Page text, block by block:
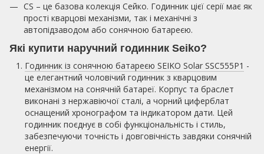
CS – це базова колекція Сейко. Годинник цієї серії має як
прості кварцові механізми, так і механічні з
автопідзаводом або сонячною батареєю.
Які купити наручний годинник Seiko?
Годинник із сонячною батареєю SEIKO Solar SSC555P1 -
це елегантний чоловічий годинник з кварцовим
механізмом на сонячній батареї. Корпус та браслет
виконані з нержавіючої сталі, а чорний циферблат
оснащений хронографом та індикатором дати. Цей
годинник поєднує в собі функціональність і стиль,
забезпечуючи точність і довговічність завдяки сонячній
енергії.